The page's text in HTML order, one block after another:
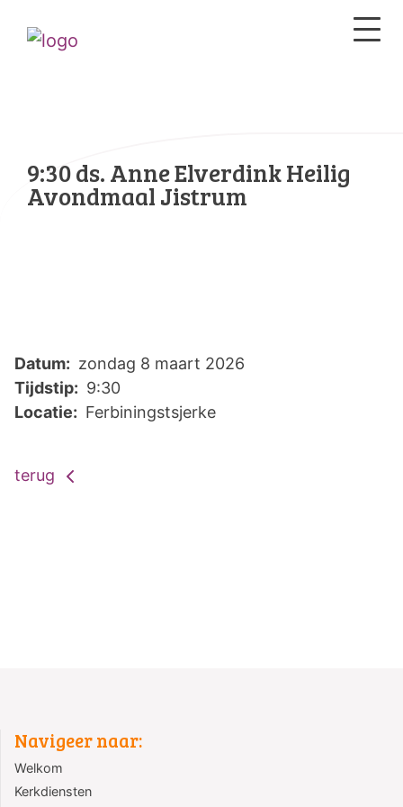
9:30 ds. Anne Elverdink Heilig
Avondmaal Jistrum
Datum: zondag 8 maart 2026
Tijdstip: 9:30
Locatie: Ferbiningstsjerke
terug
Navigeer naar:
Welkom
Kerkdiensten